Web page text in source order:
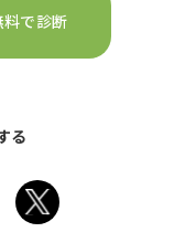
料で診断
る